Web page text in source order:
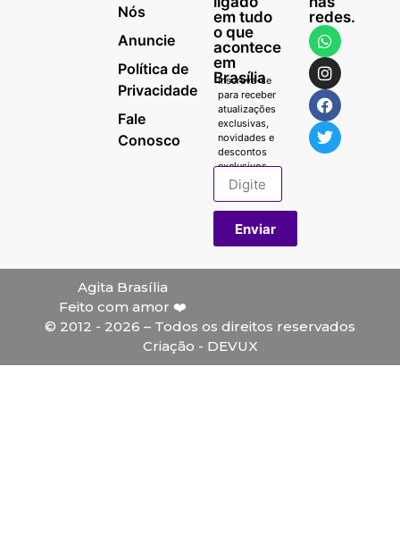
Nós
Anuncie
Política de
Privacidade
Fale
Conosco
em tudo
o que
acontece
em
Brasília
Inscreva-se
para receber
atualizações
exclusivas,
novidades e
descontos
exclusivos.
Enviar
redes.
Agita Brasília
Feito com amor ❤️
© 2012 - 2026 – Todos os direitos reservados
Criação - DEVUX